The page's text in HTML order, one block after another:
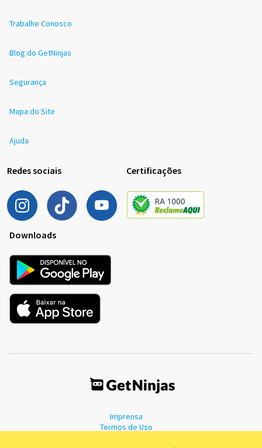
Trabalhe Conosco
Blog do GetNinjas
Segurança
Mapa do Site
Ajuda
Redes sociais Certificações
Downloads
Imprensa
Termos de Uso